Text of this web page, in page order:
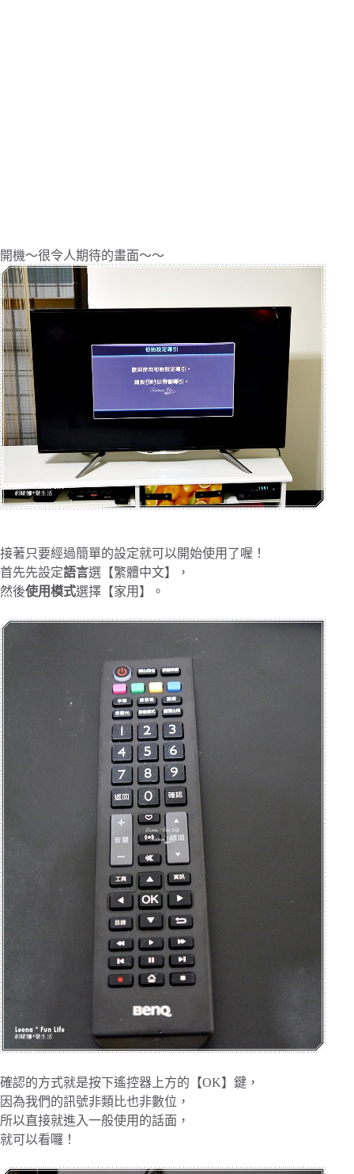
開機～很令人期待的畫面～～
接著只要經過簡單的設定就可以開始使用了喔！
首先先設定語言選【繁體中文】，
然後使用模式選擇【家用】。
確認的方式就是按下遙控器上方的【OK】鍵，
因為我們的訊號非類比也非數位，
所以直接就進入一般使用的話面，
就可以看囉！